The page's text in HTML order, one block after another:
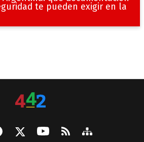
te pueden exigir en la